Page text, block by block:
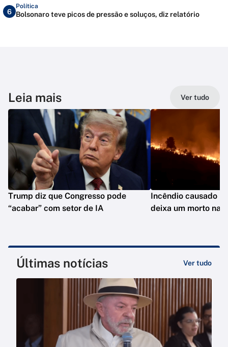
6
Política
Bolsonaro teve picos de pressão e soluços, diz relatório
Leia mais Ver tudo
Trump diz que Congresso pode
“acabar” com setor de IA
Incêndio causado
deixa um morto na
Últimas notícias Ver tudo